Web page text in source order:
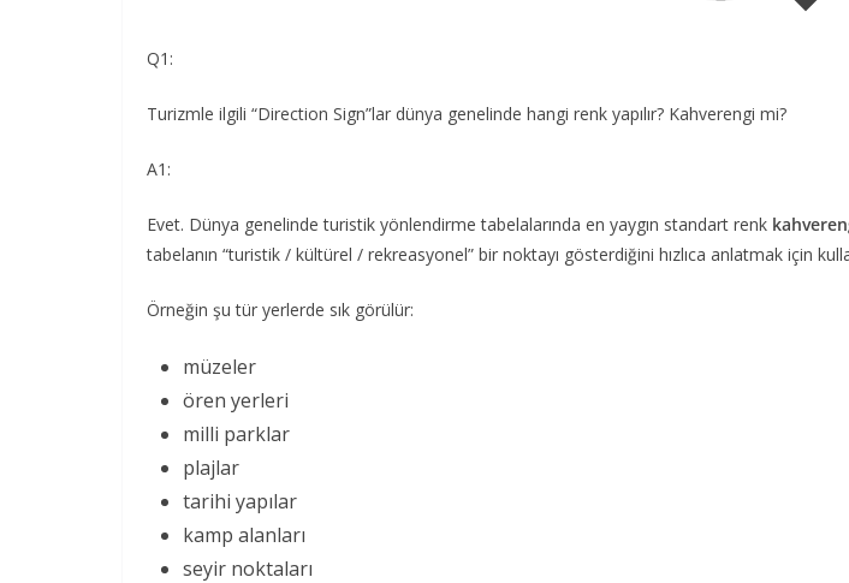
Q1:
Turizmle ilgili “Direction Sign”lar dünya genelinde hangi renk yapılır? Kahverengi mi?
A1:
Evet. Dünya genelinde turistik yönlendirme tabelalarında en yaygın standart renk
tabelanın “turistik / kültürel / rekreasyonel” bir noktayı gösterdiğini hızlıca anlatmak için
Örneğin şu tür yerlerde sık görülür:
müzeler
ören yerleri
milli parklar
plajlar
tarihi yapılar
kamp alanları
seyir noktaları